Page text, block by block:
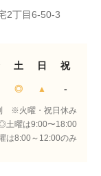
2丁目6-50-3
土 日 祝
◎ ▲ -
※火曜・祝日休み
土曜は9:00〜18:00
は8:00～12:00のみ